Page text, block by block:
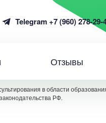
Telegram +7 (960) 278-29-
Отзывы
в области
РФ.